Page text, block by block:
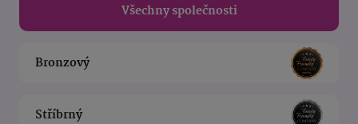
Všechny společnosti
Bronzový
Stříbrný